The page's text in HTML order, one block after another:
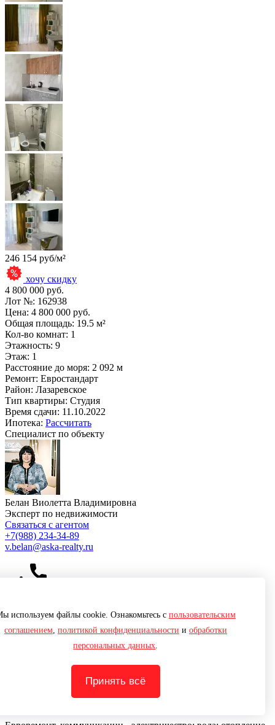
246 154 руб/м²
хочу скидку
4 800 000 руб.
Лот №: 162938
Цена: 4 800 000 руб.
Общая площадь: 19.5 м²
Кол-во комнат: 1
Этажность: 9
Этаж: 1
Расстояние до моря: 2 092 м
Ремонт: Евростандарт
Район: Лазаревское
Тип квартиры: Студия
Время сдачи: 11.10.2022
Ипотека: Рассчитать
Специалист по объекту
Белан Виолетта Владимировна
Эксперт по недвижимости
Связаться с агентом
+7(988) 234-34-89
v.belan@aska-realty.ru
379 объектов
Сейчас этот объект смотрят15 человек
используем файлы cookie. Ознакомьтесь с пользовательским
соглашением, политикой конфиденциальности и обработки
персональных данных
Принять всё